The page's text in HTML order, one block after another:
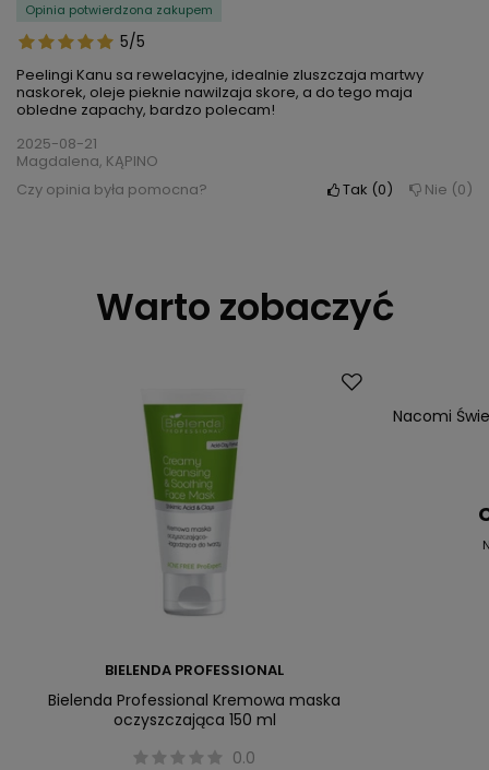
5/5
Opinia potwierdzona zakupem
Peelingi Kanu sa rewelacyjne, idealnie zluszczaja martwy
naskorek, oleje pieknie nawilzaja skore, a do tego maja
obledne zapachy, bardzo polecam!
2025-08-21
Magdalena, KĄPINO
Czy opinia była pomocna?
Tak 0 Nie 0
Warto zobaczyć
BIELENDA PROFESSIONAL
Bielenda Professional Kremowa maska
oczyszczająca 150 ml
0.0
Nacomi